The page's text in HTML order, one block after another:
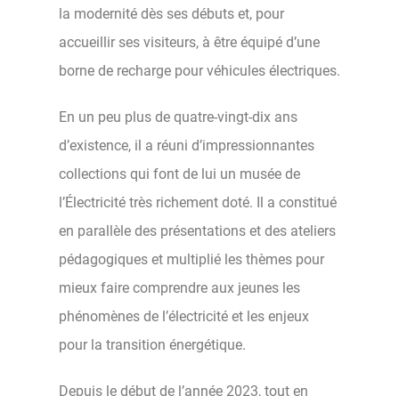
la modernité dès ses débuts et, pour
accueillir ses visiteurs, à être équipé d’une
borne de recharge pour véhicules électriques.
En un peu plus de quatre-vingt-dix ans
d’existence, il a réuni d’impressionnantes
collections qui font de lui un musée de
l’Électricité très richement doté. Il a constitué
en parallèle des présentations et des ateliers
pédagogiques et multiplié les thèmes pour
mieux faire comprendre aux jeunes les
phénomènes de l’électricité et les enjeux
pour la transition énergétique.
Depuis le début de l’année 2023, tout en